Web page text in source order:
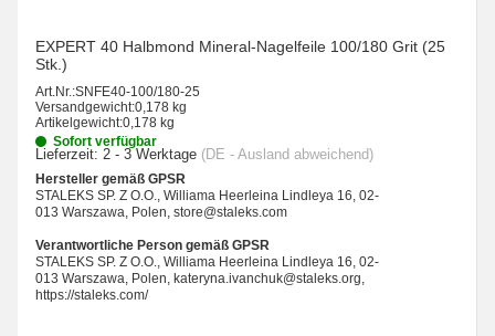
EXPERT 40 Halbmond Mineral-Nagelfeile 100/180 Grit (25
Stk.)
Art.Nr.:SNFE40-100/180-25
Versandgewicht:0,178 kg
Artikelgewicht:0,178 kg
Sofort verfügbar
Lieferzeit: 2 - 3 Werktage (DE - Ausland abweichend)
Hersteller gemäß GPSR
STALEKS SP. Z O.O., Williama Heerleina Lindleya 16, 02-
013 Warszawa, Polen, store@staleks.com
Verantwortliche Person gemäß GPSR
STALEKS SP. Z O.O., Williama Heerleina Lindleya 16, 02-
013 Warszawa, Polen, kateryna.ivanchuk@staleks.org,
https://staleks.com/